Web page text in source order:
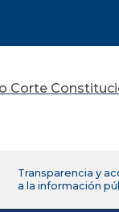
Transparencia y
a la información